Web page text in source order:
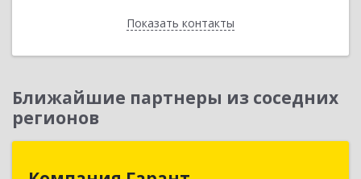
Показать контакты
Назад
Ближайшие партнеры из соседних
регионов